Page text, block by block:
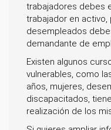
trabajadores debes
trabajador en
desempleados
demandante de
Existen algunos
vulnerables, como
años, mujeres,
discapacitados,
realización de los